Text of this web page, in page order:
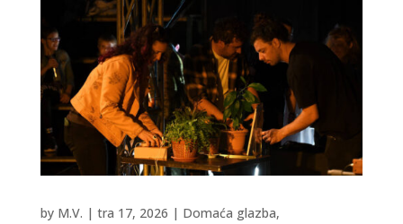
by M.V. | tra 17, 2026 | Domaća glazba,